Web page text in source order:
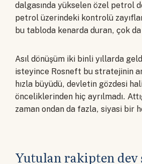
dalgasında yükselen özel petrol
petrol üzerindeki kontrolü
bu tabloda kenarda duran, çok
Asıl dönüşüm iki binli yıllarda
isteyince Rosneft bu stratejinin
hızla büyüdü, devletin gözdesi
önceliklerinden hiç ayrılmadı.
zaman ondan da fazla, siyasi bir
Yutulan rakipten dev